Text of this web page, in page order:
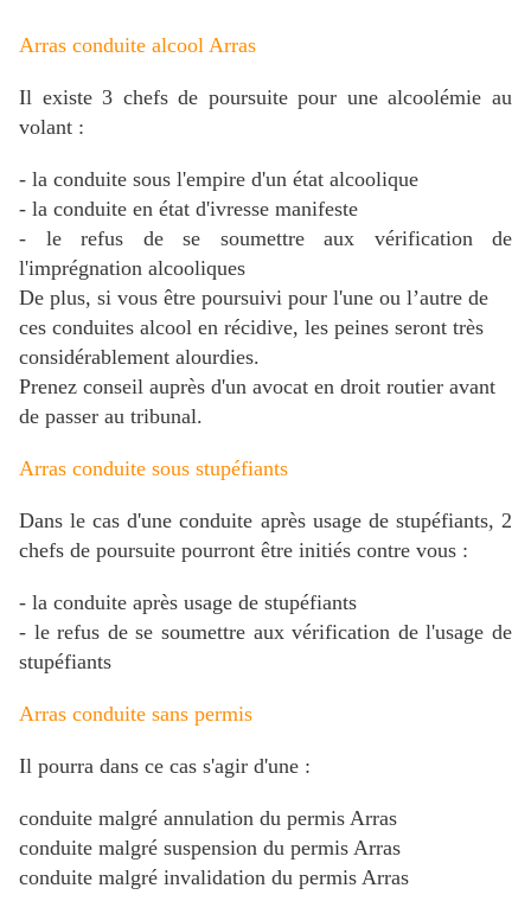
Arras conduite alcool Arras
Il existe 3 chefs de poursuite pour une alcoolémie au
volant :
- la conduite sous l'empire d'un état alcoolique
- la conduite en état d'ivresse manifeste
- le refus de se soumettre aux vérification de
l'imprégnation alcooliques
De plus, si vous être poursuivi pour l'une ou l’autre de
ces conduites alcool en récidive, les peines seront très
considérablement alourdies.
Prenez conseil auprès d'un avocat en droit routier avant
de passer au tribunal.
Arras conduite sous stupéfiants
Dans le cas d'une conduite après usage de stupéfiants, 2
chefs de poursuite pourront être initiés contre vous :
- la conduite après usage de stupéfiants
- le refus de se soumettre aux vérification de l'usage de
stupéfiants
Arras conduite sans permis
Il pourra dans ce cas s'agir d'une :
conduite malgré annulation du permis Arras
conduite malgré suspension du permis Arras
conduite malgré invalidation du permis Arras